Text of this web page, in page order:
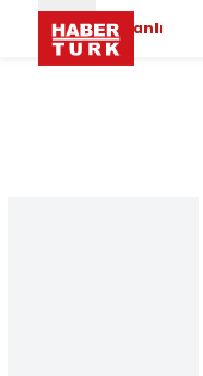
Canlı